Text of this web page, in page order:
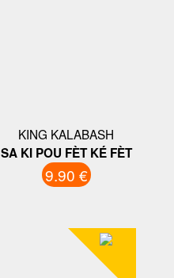
KING KALABASH
SA KI POU FÈT KÉ FÈT
9.90 €